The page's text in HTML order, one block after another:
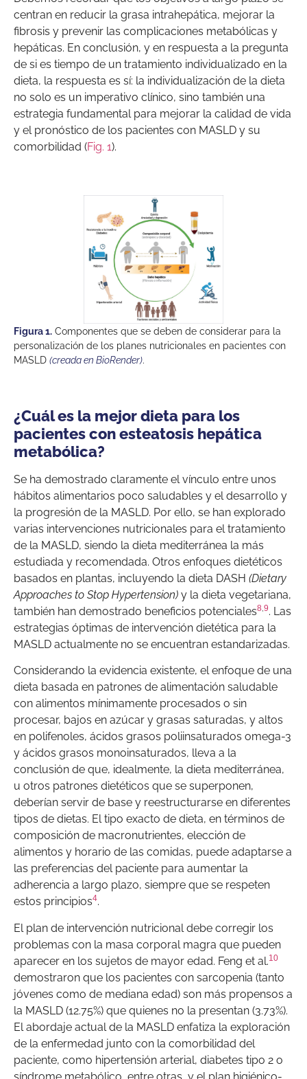
centran en reducir la grasa intrahepática, mejorar la
fibrosis y prevenir las complicaciones metabólicas y
hepáticas. En conclusión, y en respuesta a la pregunta
de si es tiempo de un tratamiento individualizado en la
dieta, la respuesta es sí: la individualización de la dieta
no solo es un imperativo clínico, sino también una
estrategia fundamental para mejorar la calidad de vida
y el pronóstico de los pacientes con MASLD y su
comorbilidad (Fig. 1).
Figura 1. Componentes que se deben de considerar para la
personalización de los planes nutricionales en pacientes con
MASLD (creada en BioRender).
¿Cuál es la mejor dieta para los
pacientes con esteatosis hepática
metabólica?
Se ha demostrado claramente el vínculo entre unos
hábitos alimentarios poco saludables y el desarrollo y
la progresión de la MASLD. Por ello, se han explorado
varias intervenciones nutricionales para el tratamiento
de la MASLD, siendo la dieta mediterránea la más
estudiada y recomendada. Otros enfoques dietéticos
basados en plantas, incluyendo la dieta DASH (Dietary
Approaches to Stop Hypertension) y la dieta vegetariana,
también han demostrado beneficios potenciales8,9. Las
estrategias óptimas de intervención dietética para la
MASLD actualmente no se encuentran estandarizadas.
Considerando la evidencia existente, el enfoque de una
dieta basada en patrones de alimentación saludable
con alimentos mínimamente procesados o sin
procesar, bajos en azúcar y grasas saturadas, y altos
en polifenoles, ácidos grasos poliinsaturados omega-3
y ácidos grasos monoinsaturados, lleva a la
conclusión de que, idealmente, la dieta mediterránea,
u otros patrones dietéticos que se superponen,
deberían servir de base y reestructurarse en diferentes
tipos de dietas. El tipo exacto de dieta, en términos de
composición de macronutrientes, elección de
alimentos y horario de las comidas, puede adaptarse a
las preferencias del paciente para aumentar la
adherencia a largo plazo, siempre que se respeten
estos principios4.
El plan de intervención nutricional debe corregir los
problemas con la masa corporal magra que pueden
aparecer en los sujetos de mayor edad. Feng et al.10
demostraron que los pacientes con sarcopenia (tanto
jóvenes como de mediana edad) son más propensos a
la MASLD (12.75%) que quienes no la presentan (3.73%).
El abordaje actual de la MASLD enfatiza la exploración
de la enfermedad junto con la comorbilidad del
paciente, como hipertensión arterial, diabetes tipo 2 o